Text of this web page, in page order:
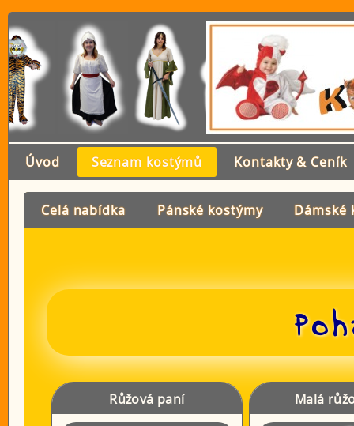
Úvod Seznam kostýmů Kontakty & Ceník
Celá nabídka Pánské kostýmy Dámské
Růžová paní Malá